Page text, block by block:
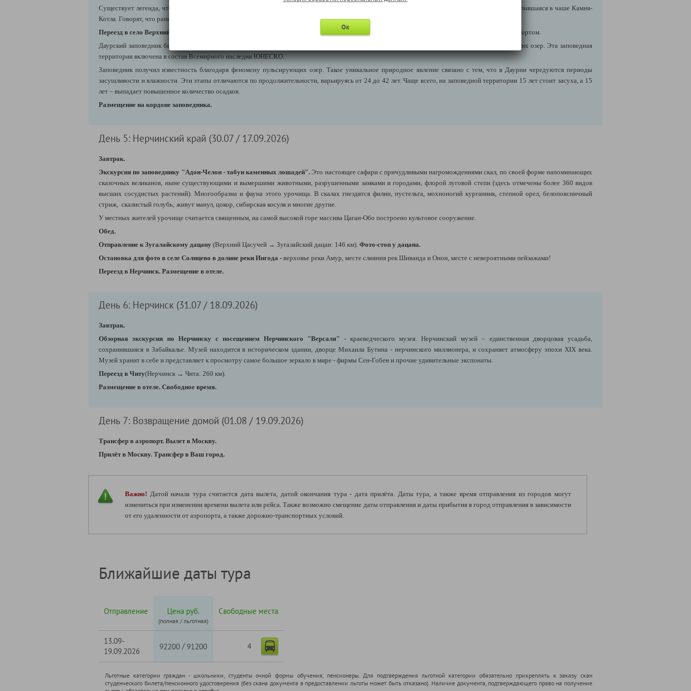
Существует легенда, что во время войны с меркитами Темуджин был ранен отравленной стрелой, и исцелится ему помогла дождевая вода, скопившаяся в чаше Камня-
Котла. Говорят, что раньше чаша стояла ровно, и в углублении сверху скапливалась целебная влага.
Переезд в село Верхний Цасучей.
Заброс на кордон Даурского государственно го природного биосферного заповедника
специальным транспортом.
Даурский заповедник был создан для того, чтобы сохранить уникальную природу Читинской области, растительность сухих степей и Торейских озер.Эта заповедная
территория включена в состав Всемирного наследия ЮНЕСКО.
Заповедник получил известность благодаря феномену пульсирующих озер. Такое уникальное природное явление связано с тем, что в Даурии чередуются периоды
засушливости и влажности. Эти этапы отличаются по продолжительности, варьируясь от 24 до 42 лет. Чаще всего, на заповедной территории 15 лет стоит засуха, а 15
лет – выпадает повышенное количество осадков.
Размещение на кордоне заповедника.
День 5: Нерчинский край (30.07 / 17.09.2026)
Завтрак.
Экскурсия по заповеднику "Адон-Челон - табун каменных лошадей".Это настоящее сафарис причудливыми нагромождениями скал, по своей форме напоминающих
сказочных великанов, ныне существующими и вымершими животными, разрушенными замками и городами, флорой луговой степи (здесь отмечены более 360 видов
высших сосудистых растений). Многообразна и фауна этого урочища. В скалах гнездятся филин, пустельга, мохноногий курганник, степной орел, белопоясничный
стриж, скалистый голубь; живут манул, цокор, сибирская косуля и многие другие.
У местных жителей урочище считается священным, на самой высокой горе массива Цаган-Обо построено культовое сооружение.
Обед.
Отправление к Зугалайскому дацану (Верхний Цасучей → Зугалайский дацан: 146 км). Фото-стоп у дацана.
Остановка для фото в селе Солнцево в долине реки Ингода - верховье реки Амур, месте слияния рек Шиванда и Онон, месте с невероятными пейзажами!
Переезд в Нерчинск. Размещение в отеле.
День 6: Нерчинск (31.07 / 18.09.2026)
Завтрак.
Обзорная экскурсия по Нерчинску с посещением Нерчинского "Версаля" - краеведческого музея. Нерчинский музей – единственная дворцовая усадьба,
сохранившаяся в Забайкалье. Музей находится в историческом здании, дворце Михаила Бутина - нерчинского миллионера, и сохраняет атмосферу эпохи XIX века.
Музей хранит в себе и представляет к просмотру самое большое зеркало в мире - фирмы Сен-Гобен и прочие удивительные экспонаты.
Переезд в Читу(Нерчинск → Чита: 260 км).
Размещение в отеле. Свободное время.
День 7: Возвращение домой (01.08 / 19.09.2026)
Трансфер в аэропорт. Вылет в Москву.
Прилёт в Москву. Трансфер в Ваш город.
Важно! Датой начала тура считается дата вылета, датой окончания тура - дата прилёта. Даты тура, а также время отправления из городов могут
измениться при изменении времени вылета или рейса. Также возможно смещение даты отправления и даты прибытия в город отправления в зависимости
от его удаленности от аэропорта, а также дорожно-транспортных условий.
Ближайшие даты тура
Отправление Цена руб.
(полная / льготная)
Свободные места
13.09-
19.09.2026
92200 / 91200 4
Льготные категории граждан - школьники, cтуденты очной формы обучения, пенсионеры. Для подтверждения льготной категории обязательно прикреплять к заказу скан
студенческого билета/пенсионного удостоверения (без скана документа в предоставлении льготы может быть отказано). Наличие документа, подтверждающего право на получение
Ок